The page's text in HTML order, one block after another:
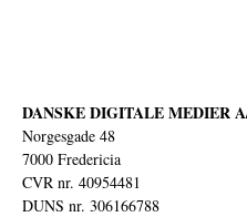
DANSKE DIGITALE MEDIER
Norgesgade 48
7000 Fredericia
CVR nr. 40954481
DUNS nr. 306166788